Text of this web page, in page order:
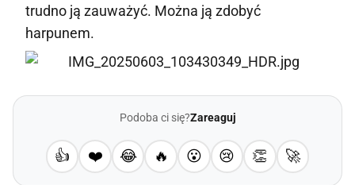
trudno ją zauważyć. Można ją zdobyć
harpunem.
Podoba ci się?Zareaguj
👍 ❤️ 😂 🔥 😮 😢 👏 🚀